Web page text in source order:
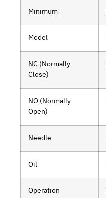
Minimum
Model
NC (Normally
Close)
NO (Normally
Open)
Needle
Oil
Operation